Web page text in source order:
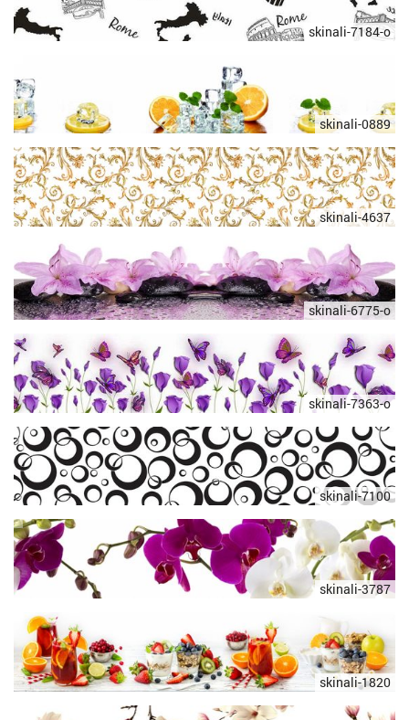
skinali-7184-o
skinali-0889
skinali-4637
skinali-6775-o
skinali-7363-o
skinali-7100
skinali-3787
skinali-1820